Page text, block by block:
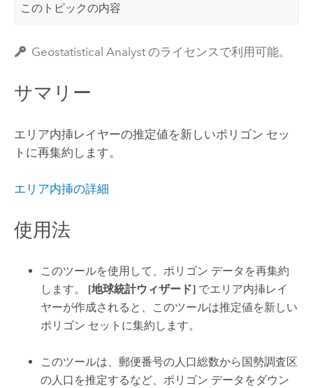
このトピックの内容
Geostatistical Analyst のライセンスで利用可能。
サマリー
エリア内挿レイヤーの推定値を新しいポリゴン セッ
トに再集約します。
エリア内挿の詳細
使用法
このツールを使用して、ポリゴン データを再集約
します。 [地球統計ウィザード] でエリア内挿レイ
ヤーが作成されると、このツールは推定値を新しい
ポリゴン セットに集約します。
このツールは、郵便番号の人口総数から国勢調査区
の人口を推定するなど、ポリゴン データをダウン